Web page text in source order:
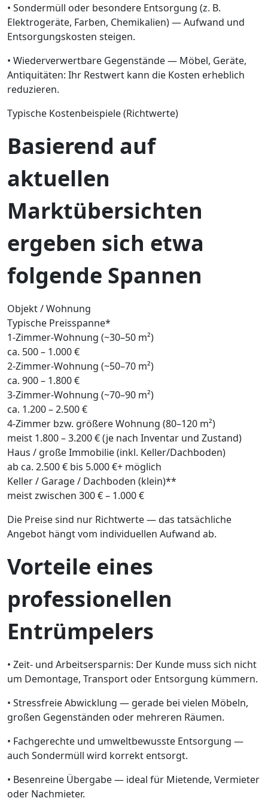
• Sondermüll oder besondere Entsorgung (z. B.
Elektrogeräte, Farben, Chemikalien) — Aufwand und
Entsorgungskosten steigen.
• Wiederverwertbare Gegenstände — Möbel, Geräte,
Antiquitäten: Ihr Restwert kann die Kosten erheblich
reduzieren.
Typische Kostenbeispiele (Richtwerte)
Basierend auf
aktuellen
Marktübersichten
ergeben sich etwa
folgende Spannen
Objekt / Wohnung
Typische Preisspanne*
1-Zimmer-Wohnung (~30–50 m²)
ca. 500 – 1.000 €
2-Zimmer-Wohnung (~50–70 m²)
ca. 900 – 1.800 €
3-Zimmer-Wohnung (~70–90 m²)
ca. 1.200 – 2.500 €
4-Zimmer bzw. größere Wohnung (80–120 m²)
meist 1.800 – 3.200 € (je nach Inventar und Zustand)
Haus / große Immobilie (inkl. Keller/Dachboden)
ab ca. 2.500 € bis 5.000 €+ möglich
Keller / Garage / Dachboden (klein)**
meist zwischen 300 € – 1.000 €
Die Preise sind nur Richtwerte — das tatsächliche
Angebot hängt vom individuellen Aufwand ab.
Vorteile eines
professionellen
Entrümpelers
• Zeit- und Arbeitsersparnis: Der Kunde muss sich nicht
um Demontage, Transport oder Entsorgung kümmern.
• Stressfreie Abwicklung — gerade bei vielen Möbeln,
großen Gegenständen oder mehreren Räumen.
• Fachgerechte und umweltbewusste Entsorgung —
auch Sondermüll wird korrekt entsorgt.
• Besenreine Übergabe — ideal für Mietende, Vermieter
oder Nachmieter.